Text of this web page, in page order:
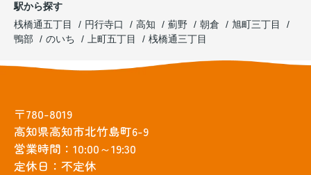
駅から探す
桟橋通五丁目
円行寺口 高知 薊野 朝倉
旭町三丁目
鴨部
のいち 上町五丁目 桟橋通三丁目
〒780-8019
高知県高知市北竹島町6-9
営業時間：10:00～19:30
定休日：不定休